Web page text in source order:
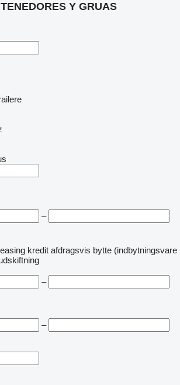
Y GRUAS
–
kredit afdragsvis bytte (indbytningsvare
–
–